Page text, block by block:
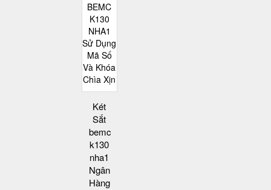
Két
Sắt
bemc
k130
nha1
Ngân
Hàng